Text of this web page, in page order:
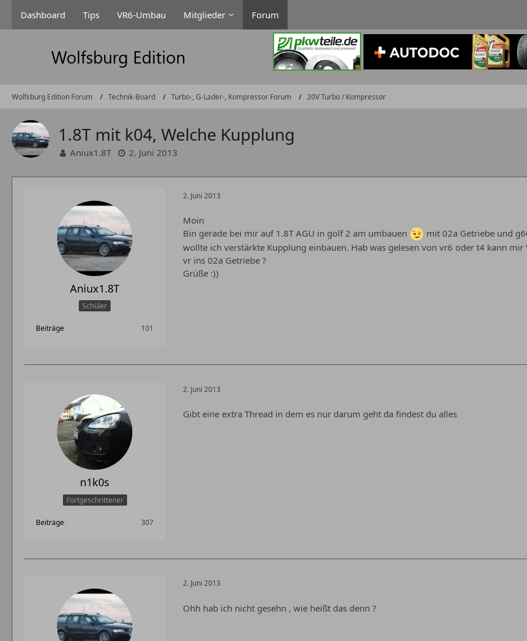
Dashboard Tips VR6-Umbau Mitglieder Forum
Wolfsburg Edition Forum Technik-Board Turbo-, G-Lader-, Kompressor Forum 20V Turbo / Kompressor
1.8T mit k04, Welche Kupplung
Aniux1.8T 2. Juni 2013
Aniux1.8T
Schüler
Beiträge 101
2. Juni 2013
Moin
Bin gerade bei mir auf 1.8T AGU in golf 2 am umbauen
mit 02a Getriebe und
wollte ich verstärkte Kupplung einbauen. Hab was gelesen von vr6 oder t4 kann mir
vr ins 02a Getriebe ?
Grüße :))
n1k0s
Fortgeschrittener
Beiträge 307
2. Juni 2013
Gibt eine extra Thread in dem es nur darum geht da findest du alles
2. Juni 2013
Ohh hab ich nicht gesehn , wie heißt das denn ?